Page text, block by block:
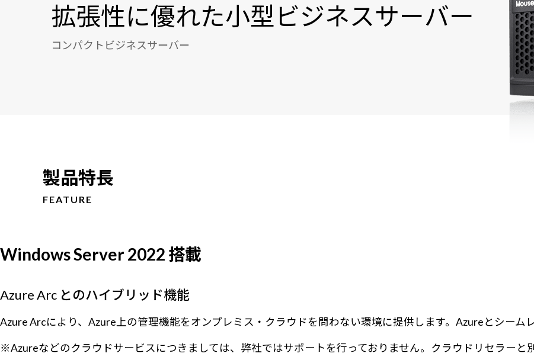
拡張性に優れた小型ビジネスサーバー
コンパクトビジネスサーバー
製品特長
FEATURE
Windows Server 2022 搭載
Azure Arc とのハイブリッド機能
Azure Arcにより、Azure上の管理機能をオンプレミス・クラウドを問わない環境に提供します。Azureとシーム
※Azureなどのクラウドサービスにつきましては、弊社ではサポートを行っておりません。クラウドリセラーと